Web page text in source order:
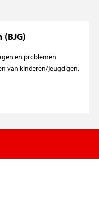
(BJG)
en problemen
van kinderen/jeugdigen.